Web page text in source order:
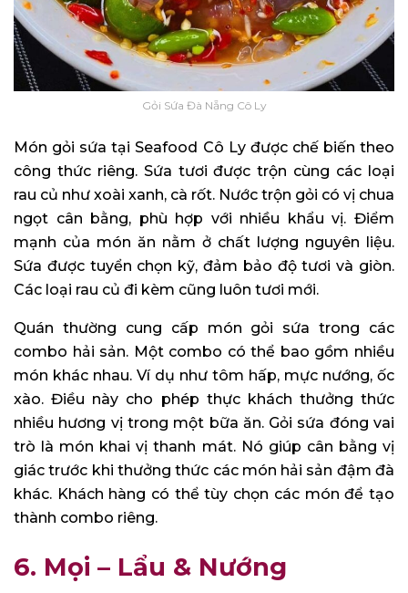
Gỏi Sứa Đà Nẵng Cô Ly
Món gỏi sứa tại Seafood Cô Ly được chế biến theo
công thức riêng. Sứa tươi được trộn cùng các loại
rau củ như xoài xanh, cà rốt. Nước trộn gỏi có vị chua
ngọt cân bằng, phù hợp với nhiều khẩu vị. Điểm
mạnh của món ăn nằm ở chất lượng nguyên liệu.
Sứa được tuyển chọn kỹ, đảm bảo độ tươi và giòn.
Các loại rau củ đi kèm cũng luôn tươi mới.
Quán thường cung cấp món gỏi sứa trong các
combo hải sản. Một combo có thể bao gồm nhiều
món khác nhau. Ví dụ như tôm hấp, mực nướng, ốc
xào. Điều này cho phép thực khách thưởng thức
nhiều hương vị trong một bữa ăn. Gỏi sứa đóng vai
trò là món khai vị thanh mát. Nó giúp cân bằng vị
giác trước khi thưởng thức các món hải sản đậm đà
khác. Khách hàng có thể tùy chọn các món để tạo
thành combo riêng.
6. Mọi – Lẩu & Nướng